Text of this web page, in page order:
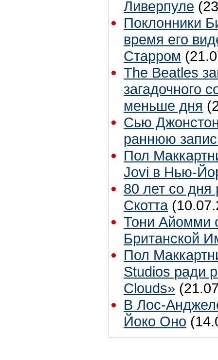
Ливерпуле
Поклонники
время его
Старром
The Beatles
загадочного
меньше дня
Сью
раннюю
Пол
Jovi в Нью-
80 лет со
Скотта
Тони Айомми
Британской
Пол
Studios ради
Clouds»
В Лос-
Йоко Оно